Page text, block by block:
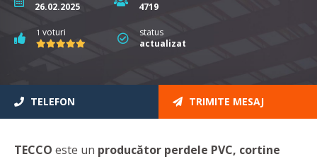
26.02.2025
4719
1 voturi
status
actualizat
TELEFON TRIMITE MESAJ
TECCO este un producător perdele PVC, cortine